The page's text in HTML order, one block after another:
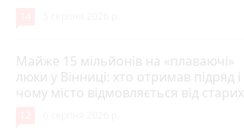
Майже 15 мільйонів на «плаваючі»
люки у Вінниці: хто отримав підряд і
чому місто відмовляється від старих